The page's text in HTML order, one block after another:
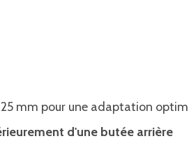
mm pour une adaptation
d'une butée arrière